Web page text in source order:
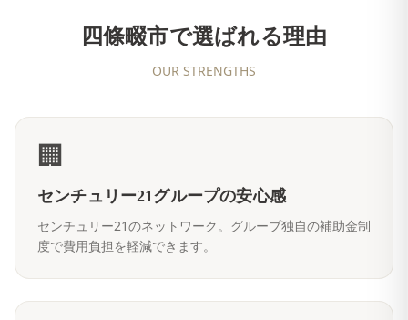
四條畷市で選ばれる理由
OUR STRENGTHS
🏢
センチュリー21グループの安心感
センチュリー21のネットワーク。グループ独自の補助金制
度で費用負担を軽減できます。